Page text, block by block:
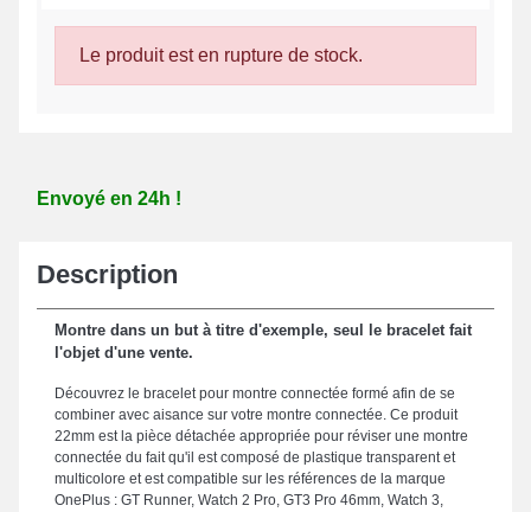
Le produit est en rupture de stock.
Envoyé en 24h !
Description
Montre dans un but à titre d'exemple, seul le bracelet fait
l'objet d'une vente.
Découvrez le bracelet pour montre connectée formé afin de se
combiner avec aisance sur votre montre connectée. Ce produit
22mm est la pièce détachée appropriée pour réviser une montre
connectée du fait qu'il est composé de plastique transparent et
multicolore et est compatible sur les références de la marque
OnePlus : GT Runner, Watch 2 Pro, GT3 Pro 46mm, Watch 3,